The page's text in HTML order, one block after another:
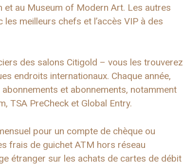
et au Museum of Modern Art. Les autres
meilleurs chefs et l’accès VIP à des
des salons Citigold – vous les trouverez
endroits internationaux. Chaque année,
et abonnements, notamment
TSA PreCheck et Global Entry.
pour un compte de chèque ou
frais de guichet ATM hors réseau
étranger sur les achats de cartes de débit